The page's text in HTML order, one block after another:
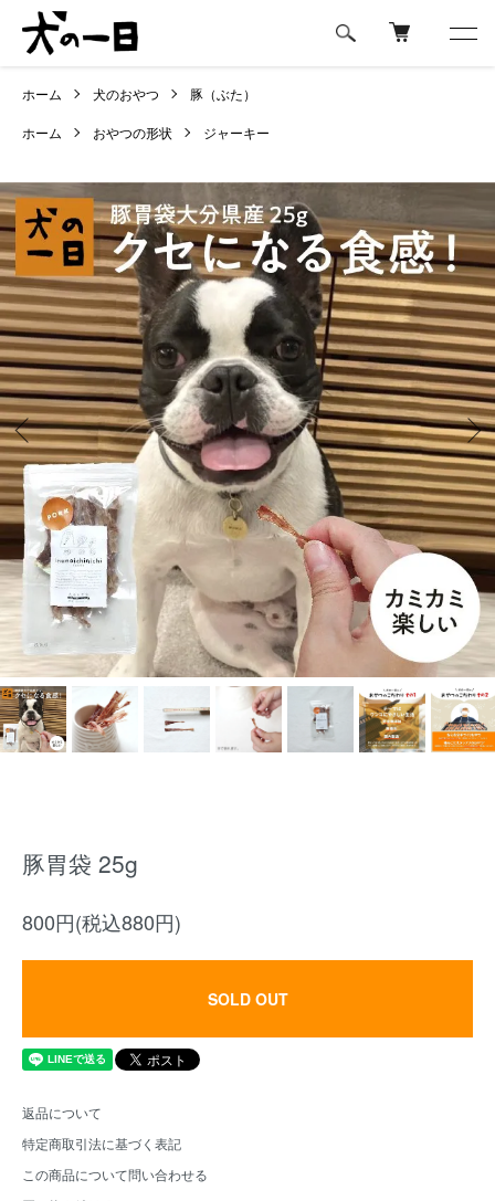
ホーム 犬のおやつ 豚（ぶた）
ホーム おやつの形状 ジャーキー
豚胃袋 25g
800円(税込880円)
SOLD OUT
返品について
特定商取引法に基づく表記
この商品について問い合わせる